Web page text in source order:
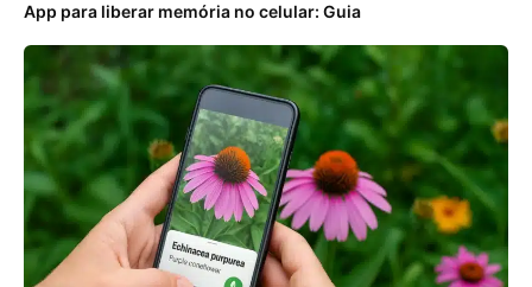
App para liberar memória no celular: Guia